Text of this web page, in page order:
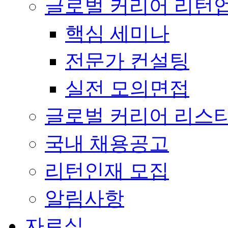
글로벌 커리어 리턴
핵심 세미나
전문가 컨설팅
실전 모의면접
글로벌 커리어 리스
국내 채용공고
리턴인재 모집
알림사항